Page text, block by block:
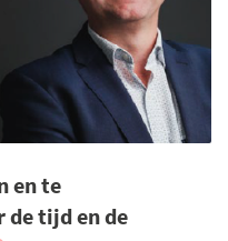
en te
de tijd en de